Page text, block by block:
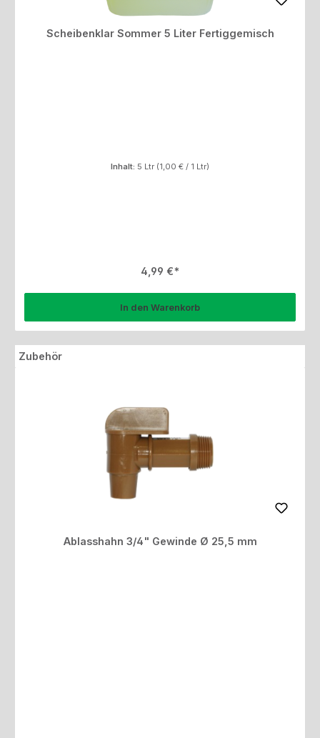
Scheibenklar Sommer 5 Liter Fertiggemisch
Inhalt: 5 Ltr (1,00 € / 1 Ltr)
Regulärer Preis:
4,99 €
In den Warenkorb
Produktgalerie überspringen
Zubehör
Ablasshahn 3/4" Gewinde Ø 25,5 mm